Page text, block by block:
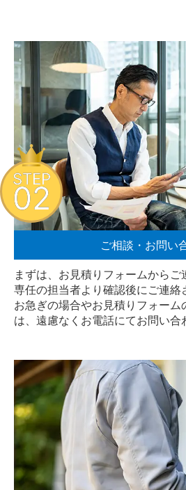
ご相談・お問い
まずは、お見積りフォームからご
専任の担当者より確認後にご連絡
お急ぎの場合やお見積りフォーム
は、遠慮なく お電話にてお問い合
STEP
02